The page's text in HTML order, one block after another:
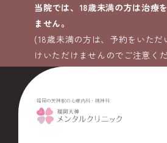
当院では、18歳未満の方は治療
ません。
(18歳未満の方は、予約をいただ
けいただけませんのでご注意く
福岡の天神駅の心療内科・精神科